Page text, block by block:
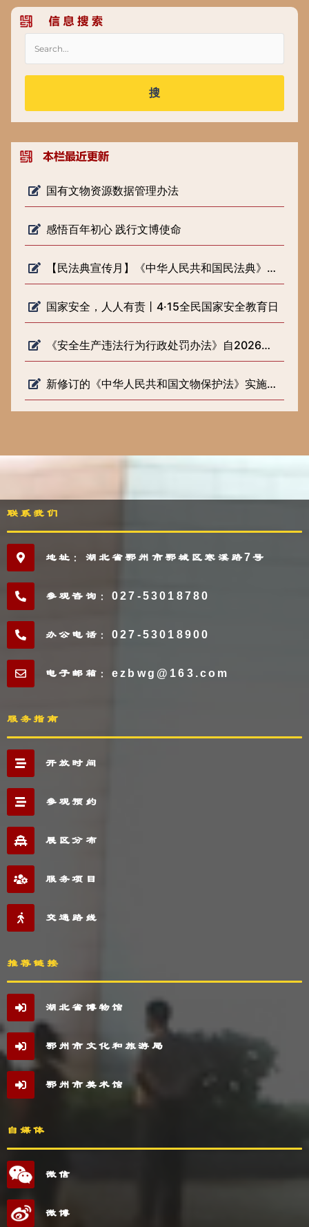
搜
国有文物资源数据管理办法
感悟百年初心 践行文博使命
【民法典宣传月】《中华人民共和国民法典》知识普及
国家安全，人人有责丨4·15全民国家安全教育日
《安全生产违法行为行政处罚办法》自2026年2月1日起施行
新修订的《中华人民共和国文物保护法》实施一周年
联系我们
地址：湖北省鄂州市鄂城区寒溪路7号
参观咨询：027-53018780
办公电话：027-53018900
电子邮箱：ezbwg@163.com
服务指南
开放时间
参观预约
展区分布
服务项目
交通路线
推荐链接
湖北省博物馆
鄂州市文化和旅游局
鄂州市美术馆
自媒体
微信
微博